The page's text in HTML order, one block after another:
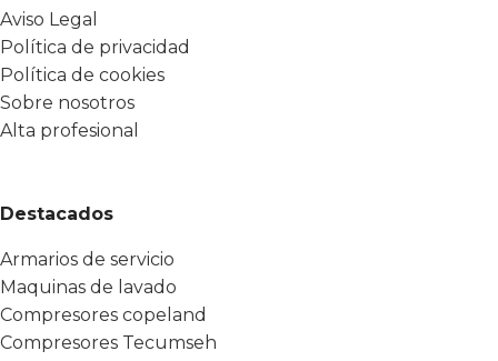
Aviso Legal
Política de privacidad
Política de cookies
Sobre nosotros
Alta profesional
Destacados
Armarios de servicio
Maquinas de lavado
Compresores copeland
Compresores Tecumseh